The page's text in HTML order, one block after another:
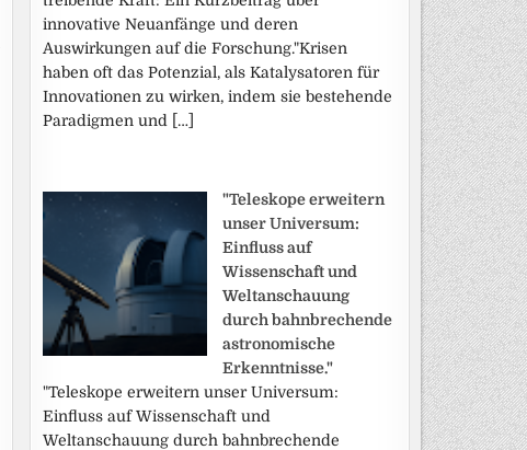
innovative Neuanfänge und deren
Auswirkungen auf die Forschung."Krisen
haben oft das Potenzial, als Katalysatoren für
Innovationen zu wirken, indem sie bestehende
Paradigmen und […]
"Teleskope erweitern
unser Universum:
Einfluss auf
Wissenschaft und
Weltanschauung
durch bahnbrechende
astronomische
Erkenntnisse."
"Teleskope erweitern unser Universum:
Einfluss auf Wissenschaft und
Weltanschauung durch bahnbrechende